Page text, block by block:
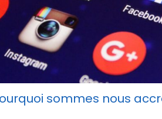
sommes nous